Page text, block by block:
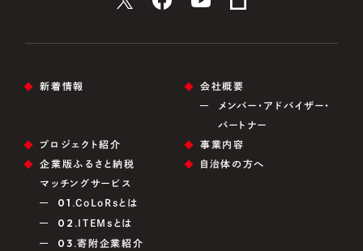
新着情報
会社概要
メンバー・アドバイザー・
パートナー
プロジェクト紹介
事業内容
企業版ふるさと納税
マッチングサービス
01.CoLoRsとは
02. ITEMsとは
03.寄附企業紹介
自治体の方へ